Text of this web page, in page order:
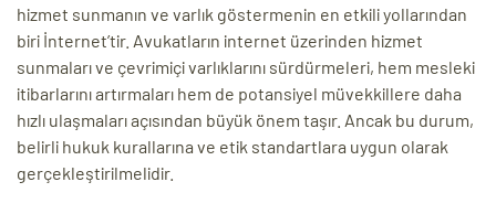
hizmet sunmanın ve varlık göstermenin en etkili yollarından
biri İnternet’tir. Avukatların internet üzerinden hizmet
sunmaları ve çevrimiçi varlıklarını sürdürmeleri, hem mesleki
itibarlarını artırmaları hem de potansiyel müvekkillere daha
hızlı ulaşmaları açısından büyük önem taşır. Ancak bu durum,
belirli hukuk kurallarına ve etik standartlara uygun olarak
gerçekleştirilmelidir.